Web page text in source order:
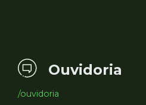
Ouvidoria
/ouvidoria